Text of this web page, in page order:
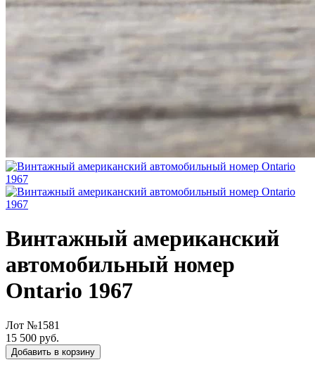
Винтажный американский
автомобильный номер
Ontario 1967
Лот №1581
15 500 руб.
Добавить в корзину